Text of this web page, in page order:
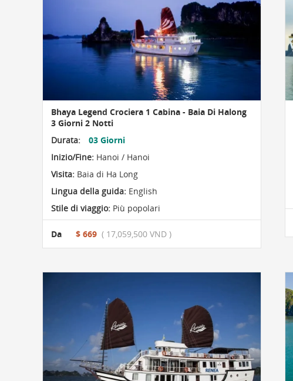
Bhaya Legend Crociera 1 Cabina - Baia Di Halong
3 Giorni 2 Notti
Durata:
03 Giorni
Inizio/Fine: Hanoi / Hanoi
Visita: Baia di Ha Long
Lingua della guida: English
Stile di viaggio: Più popolari
Da $ 669 ( 17,059,500 VND )